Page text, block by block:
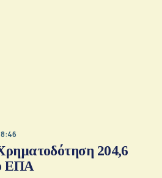
204,6
το ΕΠΑ